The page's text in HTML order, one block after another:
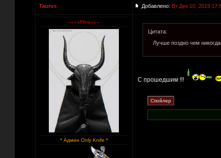
Taurus Добавлено: Вт Дек 10, 2019
* Админ Only Knife *
Цитата:
Лучше поздно чем
С прошедшим !!!